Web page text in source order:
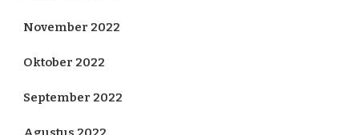
November 2022
Oktober 2022
September 2022